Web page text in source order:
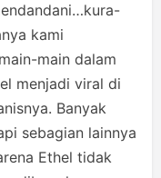
kami
main dalam
menjadi viral di
Banyak
sebagian lainnya
Ethel tidak